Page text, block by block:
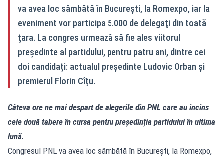
va avea loc sâmbătă în Bucureşti, la Romexpo, iar la
eveniment vor participa 5.000 de delegaţi din toată
ţara. La congres urmează să fie ales viitorul
preşedinte al partidului, pentru patru ani, dintre cei
doi candidați: actualul președinte Ludovic Orban și
premierul Florin Cîțu.
Câteva ore ne mai despart de alegerile din PNL care au incins
cele două tabere în cursa pentru președinția partidului în ultima
lună.
Congresul PNL va avea loc sâmbătă în Bucureşti, la Romexpo,